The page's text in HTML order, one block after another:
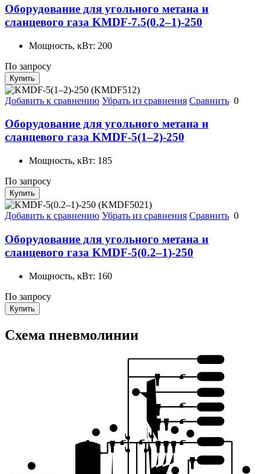
Оборудование для угольного метана и
сланцевого газа KMDF-7.5(0.2–1)-250
Мощность, кВт: 200
По запросу
Купить
Добавить к сравнению Убрать из сравнения Сравнить 0
Оборудование для угольного метана и
сланцевого газа KMDF-5(1–2)-250
Мощность, кВт: 185
По запросу
Купить
Добавить к сравнению Убрать из сравнения Сравнить 0
Оборудование для угольного метана и
сланцевого газа KMDF-5(0.2–1)-250
Мощность, кВт: 160
По запросу
Купить
Схема пневмолинии
15
14
10